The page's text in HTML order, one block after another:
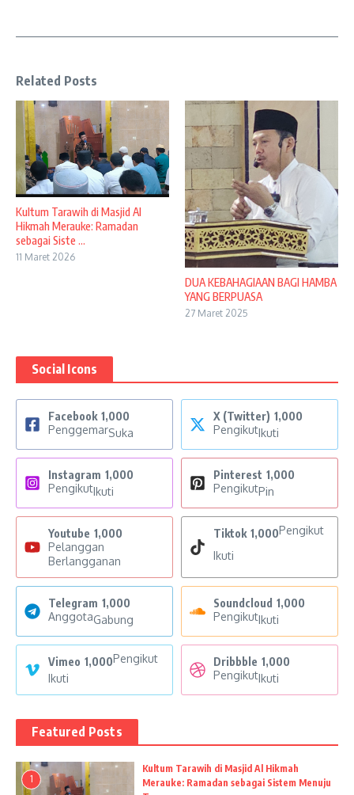
Related Posts
Kultum Tarawih di Masjid Al
Hikmah Merauke: Ramadan
sebagai Siste ...
11 Maret 2026
DUA KEBAHAGIAAN BAGI HAMBA
YANG BERPUASA
27 Maret 2025
Social Icons
Facebook 1,000
PenggemarSuka
X (Twitter) 1,000
PengikutIkuti
Instagram 1,000
PengikutIkuti
Pinterest 1,000
PengikutPin
Youtube 1,000
Pelanggan
Berlangganan
Tiktok 1,000Pengikut
Ikuti
Telegram 1,000
AnggotaGabung
Soundcloud 1,000
PengikutIkuti
Vimeo 1,000Pengikut
Ikuti
Dribbble 1,000
PengikutIkuti
Featured Posts
1
Kultum Tarawih di Masjid Al Hikmah
Merauke: Ramadan sebagai Sistem Menuju